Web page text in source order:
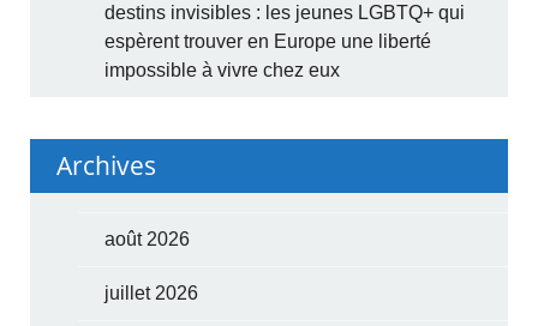
destins invisibles : les jeunes LGBTQ+ qui
espèrent trouver en Europe une liberté
impossible à vivre chez eux
Archives
août 2026
juillet 2026